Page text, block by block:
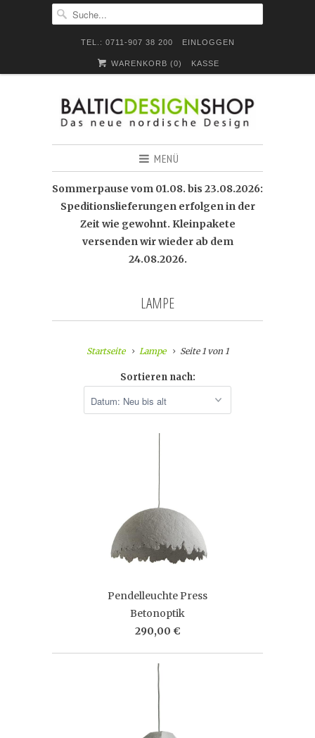
TEL.: 0711-907 38 200 EINLOGGEN
WARENKORB (0) KASSE
MENÜ
Sommerpause vom 01.08. bis 23.08.2026:
Speditionslieferungen erfolgen in der
Zeit wie gewohnt. Kleinpakete
versenden wir wieder ab dem
24.08.2026.
LAMPE
Startseite Lampe Seite 1 von 1
Sortieren nach:
Pendelleuchte Press
Betonoptik
290,00 €